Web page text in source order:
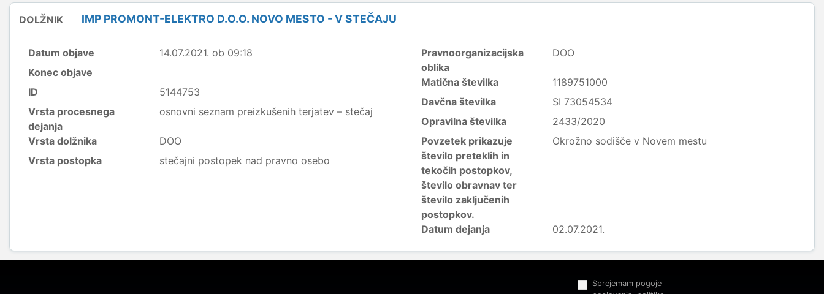
DOLŽNIK IMP PROMONT-ELEKTRO D.O.O. NOVO MESTO - V STEČAJU
Datum objave
14.07.2021. ob 09:18
Konec objave
ID
5144753
Vrsta procesnega
dejanja
osnovni seznam preizkušenih terjatev – stečaj
Vrsta dolžnika
DOO
Vrsta postopka
stečajni postopek nad pravno osebo
Pravnoorganizacijska
oblika
DOO
Matična številka
1189751000
Davčna številka
SI 73054534
Opravilna številka
2433/2020
Povzetek prikazuje
število preteklih in
tekočih postopkov,
število obravnav ter
število zaključenih
postopkov.
Okrožno sodišče v Novem mestu
Datum dejanja 02.07.2021.
Sprejemam pogoje